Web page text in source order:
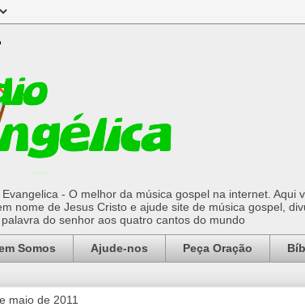
- O melhor da música gospel na internet.
nome de Jesus Cristo e ajude site de música gospel,
do senhor aos quatro cantos do mundo
Somos Ajude-nos Peça Oração
maio de 2011